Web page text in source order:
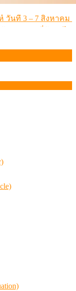
ญหาราคาโคเนื้อตก
นที่ 3 – 7 สิงหาคม
ลังราคาหมูที่สังคมไม่
6 สิงหาคม 2569